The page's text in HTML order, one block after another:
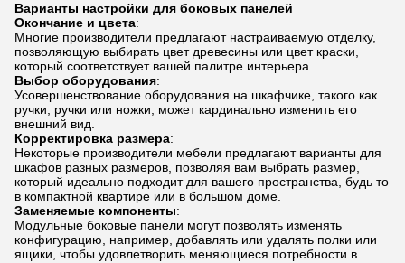
Варианты настройки для боковых панелей
Окончание и цвета:
Многие производители предлагают настраиваемую отделку,
позволяющую выбирать цвет древесины или цвет краски,
который соответствует вашей палитре интерьера.
Выбор оборудования:
Усовершенствование оборудования на шкафчике, такого как
ручки, ручки или ножки, может кардинально изменить его
внешний вид.
Корректировка размера:
Некоторые производители мебели предлагают варианты для
шкафов разных размеров, позволяя вам выбрать размер,
который идеально подходит для вашего пространства, будь то
в компактной квартире или в большом доме.
Заменяемые компоненты:
Модульные боковые панели могут позволять изменять
конфигурацию, например, добавлять или удалять полки или
ящики, чтобы удовлетворить меняющиеся потребности в